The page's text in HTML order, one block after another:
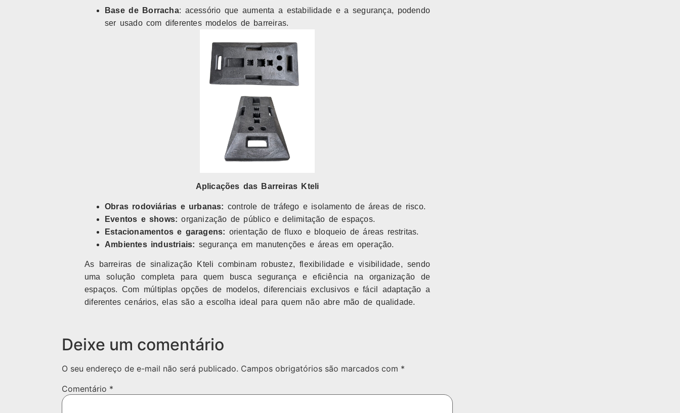
Base de Borracha: acessório que aumenta a estabilidade e a segurança, podendo
ser usado com diferentes modelos de barreiras.
Aplicações das Barreiras Kteli
Obras rodoviárias e urbanas: controle de tráfego e isolamento de áreas de risco.
Eventos e shows: organização de público e delimitação de espaços.
Estacionamentos e garagens: orientação de fluxo e bloqueio de áreas restritas.
Ambientes industriais: segurança em manutenções e áreas em operação.
As barreiras de sinalização Kteli combinam robustez, flexibilidade e visibilidade, sendo
uma solução completa para quem busca segurança e eficiência na organização de
espaços. Com múltiplas opções de modelos, diferenciais exclusivos e fácil adaptação a
diferentes cenários, elas são a escolha ideal para quem não abre mão de qualidade.
Deixe um comentário
O seu endereço de e-mail não será publicado. Campos obrigatórios são marcados com *
Comentário *